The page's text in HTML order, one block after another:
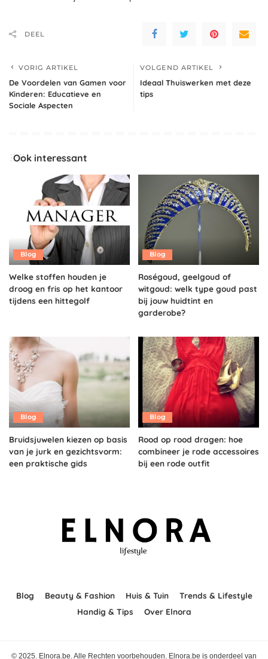
DEEL
VORIG ARTIKEL
De Voordelen van Gamen voor
Kinderen: Educatieve en
Sociale Aspecten
VOLGEND ARTIKEL
Ideaal Thuiswerken met deze
tips
Ook interessant
Blog
Welke stoffen houden je
droog en fris op het kantoor
tijdens een hittegolf
Blog
Roségoud, geelgoud of
witgoud: welk type goud past
bij jouw huidtint en
garderobe?
Blog
Bruidsjuwelen kiezen op basis
van je jurk en gezichtsvorm:
een praktische gids
Blog
Rood op rood dragen: hoe
combineer je rode accessoires
bij een rode outfit
Blog Beauty & Fashion Huis & Tuin
Trends & Lifestyle
Handig & Tips
Over Elnora
© 2025. Elnora.be. Alle Rechten voorbehouden. Elnora.be is onderdeel van